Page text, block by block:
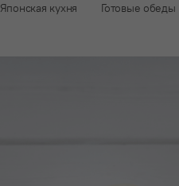
Японская кухня Готовые обеды